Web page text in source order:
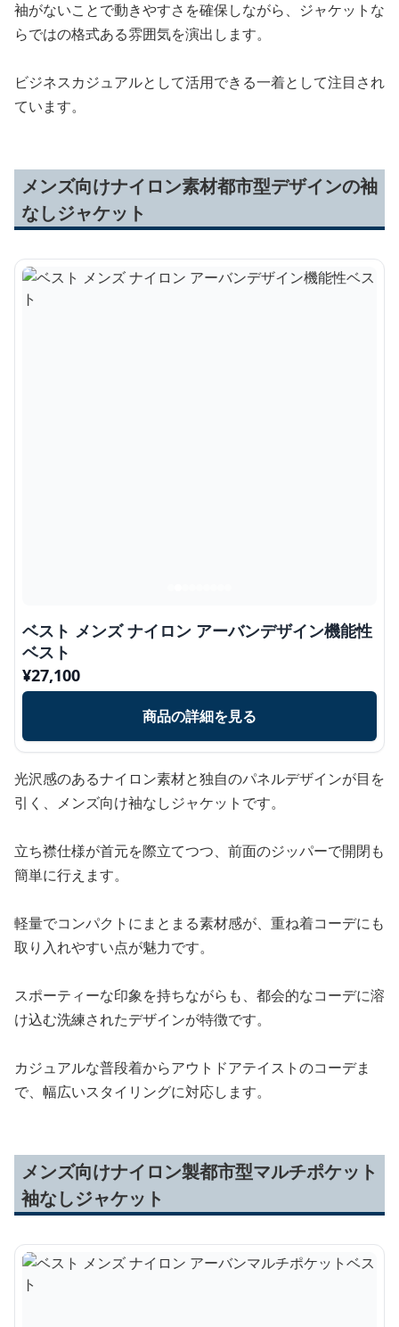
袖がないことで動きやすさを確保しながら、ジャケットな
らではの格式ある雰囲気を演出します。
ビジネスカジュアルとして活用できる一着として注目され
ています。
メンズ向けナイロン素材都市型デザインの袖
なしジャケット
ベスト メンズ ナイロン アーバンデザイン機能性
ベスト
¥27,100
商品の詳細を見る
光沢感のあるナイロン素材と独自のパネルデザインが目を
引く、メンズ向け袖なしジャケットです。
立ち襟仕様が首元を際立てつつ、前面のジッパーで開閉も
簡単に行えます。
軽量でコンパクトにまとまる素材感が、重ね着コーデにも
取り入れやすい点が魅力です。
スポーティーな印象を持ちながらも、都会的なコーデに溶
け込む洗練されたデザインが特徴です。
カジュアルな普段着からアウトドアテイストのコーデま
で、幅広いスタイリングに対応します。
メンズ向けナイロン製都市型マルチポケット
袖なしジャケット